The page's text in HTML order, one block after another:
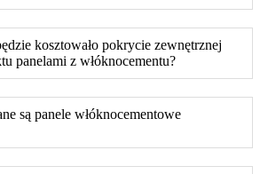
kosztowało pokrycie zewnętrznej
panelami z włóknocementu?
są panele włóknocementowe